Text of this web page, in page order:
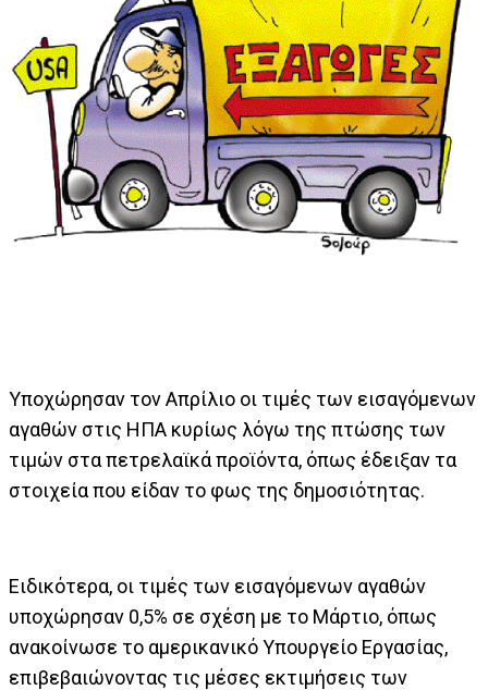
Υποχώρησαν τον Απρίλιο οι τιμές των εισαγόμενων
αγαθών στις ΗΠΑ κυρίως λόγω της πτώσης των
τιμών στα πετρελαϊκά προϊόντα, όπως έδειξαν τα
στοιχεία που είδαν το φως της δημοσιότητας.
Ειδικότερα, οι τιμές των εισαγόμενων αγαθών
υποχώρησαν 0,5% σε σχέση με το Μάρτιο, όπως
ανακοίνωσε το αμερικανικό Υπουργείο Εργασίας,
επιβεβαιώνοντας τις μέσες εκτιμήσεις των